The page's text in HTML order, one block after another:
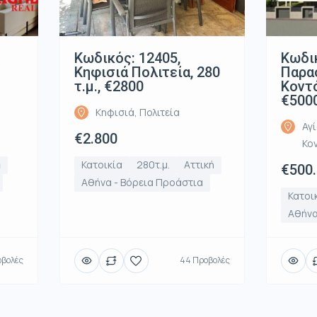
Κωδικός: 12405,
Κηφισιά Πολιτεία, 280
τ.μ., €2800
Κηφισιά, Πολιτεία
€2.800
Κατοικία 280τ.μ.
Αττική
Αθήνα - Βόρεια Προάστια
44 Προβολές